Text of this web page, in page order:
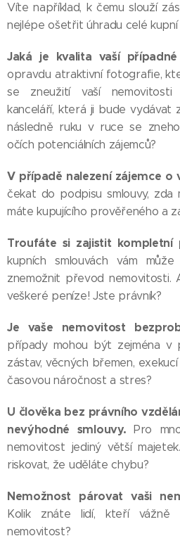
Víte například, k čemu slouží
nejlépe ošetřit úhradu celé kupní
Jaká je kvalita vaší případné
opravdu atraktivní fotografie,
se zneužití vaší nemovitosti
kanceláří, která ji bude vydávat
následně ruku v ruce se
očích potenciálních zájemců?
V případě nalezení zájemce o
čekat do podpisu smlouvy, zda
máte kupujícího prověřeného a
Troufáte si zajistit kompletní
kupních smlouvách vám
znemožnit převod
veškeré peníze! Jste právník?
Je vaše nemovitost
případy mohou být zejména v
zástav, věcných břemen,
časovou náročnost a stres?
U člověka bez právního
nevýhodné smlouvy.
Pro
nemovitost jediný větší
riskovat, že uděláte chybu?
Nemožnost párovat vaši
Kolik znáte lidí, kteří vážně
nemovitost?